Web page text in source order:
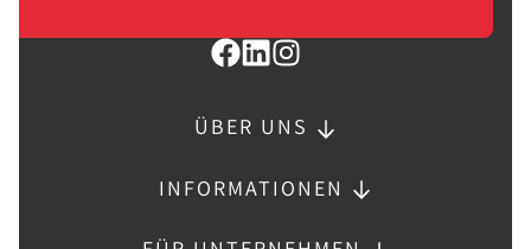
ÜBER UNS
INFORMATIONEN